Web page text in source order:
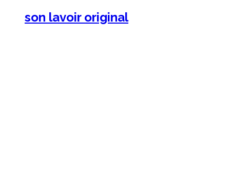
son lavoiroriginal